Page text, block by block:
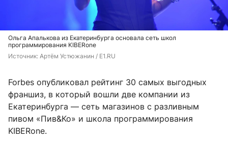
Ольга Апалькова из Екатеринбурга основала сеть школ
программирования KIBERone
Источник: Артём Устюжанин / E1.RU
Forbes опубликовал рейтинг 30 самых выгодных
франшиз, в который вошли две компании из
Екатеринбурга — сеть магазинов с разливным
пивом «Пив&Ко» и школа программирования
KIBERone.